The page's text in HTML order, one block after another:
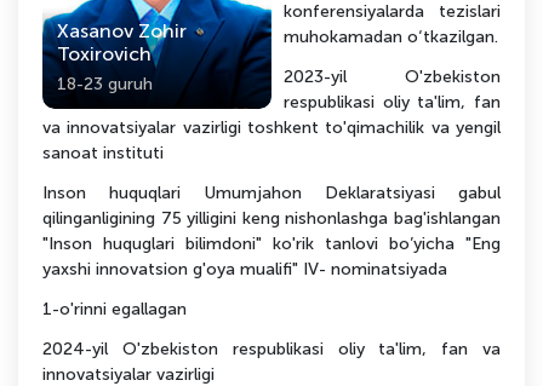
Xasanov Zohir
Toxirovich
18-23 guruh
konferensiyalarda tezislari
muhokamadan o‘tkazilgan.
2023-yil O'zbekiston
respublikasi oliy ta'lim, fan
va innovatsiyalar vazirligi toshkent to'qimachilik va yengil
sanoat instituti
Inson huquqlari Umumjahon Deklaratsiyasi gabul
qilinganligining 75 yilligini keng nishonlashga bag'ishlangan
"Inson huquglari bilimdoni" ko'rik tanlovi bo’yicha "Eng
yaxshi innovatsion g'oya mualifi" IV- nominatsiyada
1-o'rinni egallagan
2024-yil O'zbekiston respublikasi oliy ta'lim, fan va
innovatsiyalar vazirligi